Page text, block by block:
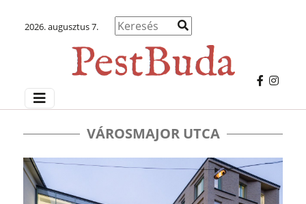
2026. augusztus 7.
VÁROSMAJOR UTCA